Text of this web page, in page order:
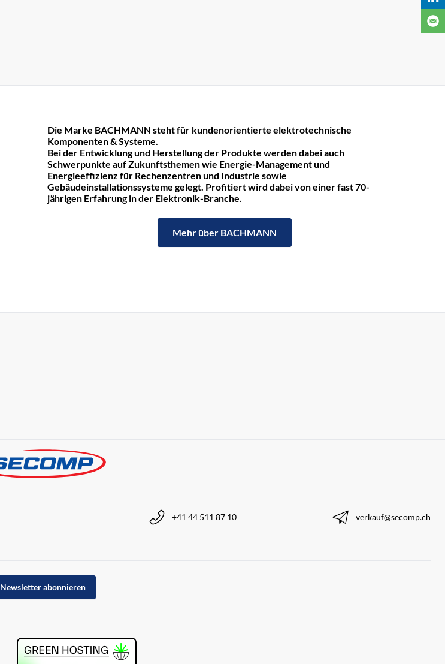
Die Marke BACHMANN steht für kundenorientierte elektrotechnische
Komponenten & Systeme.
Bei der Entwicklung und Herstellung der Produkte werden dabei auch
Schwerpunkte auf Zukunftsthemen wie Energie-Management und
Energieeffizienz für Rechenzentren und Industrie sowie
Gebäudeinstallationssysteme gelegt. Profitiert wird dabei von einer fast 70-
jährigen Erfahrung in der Elektronik-Branche.
Mehr über BACHMANN
+41 44 511 87 10 verkauf@secomp.ch
Newsletter abonnieren